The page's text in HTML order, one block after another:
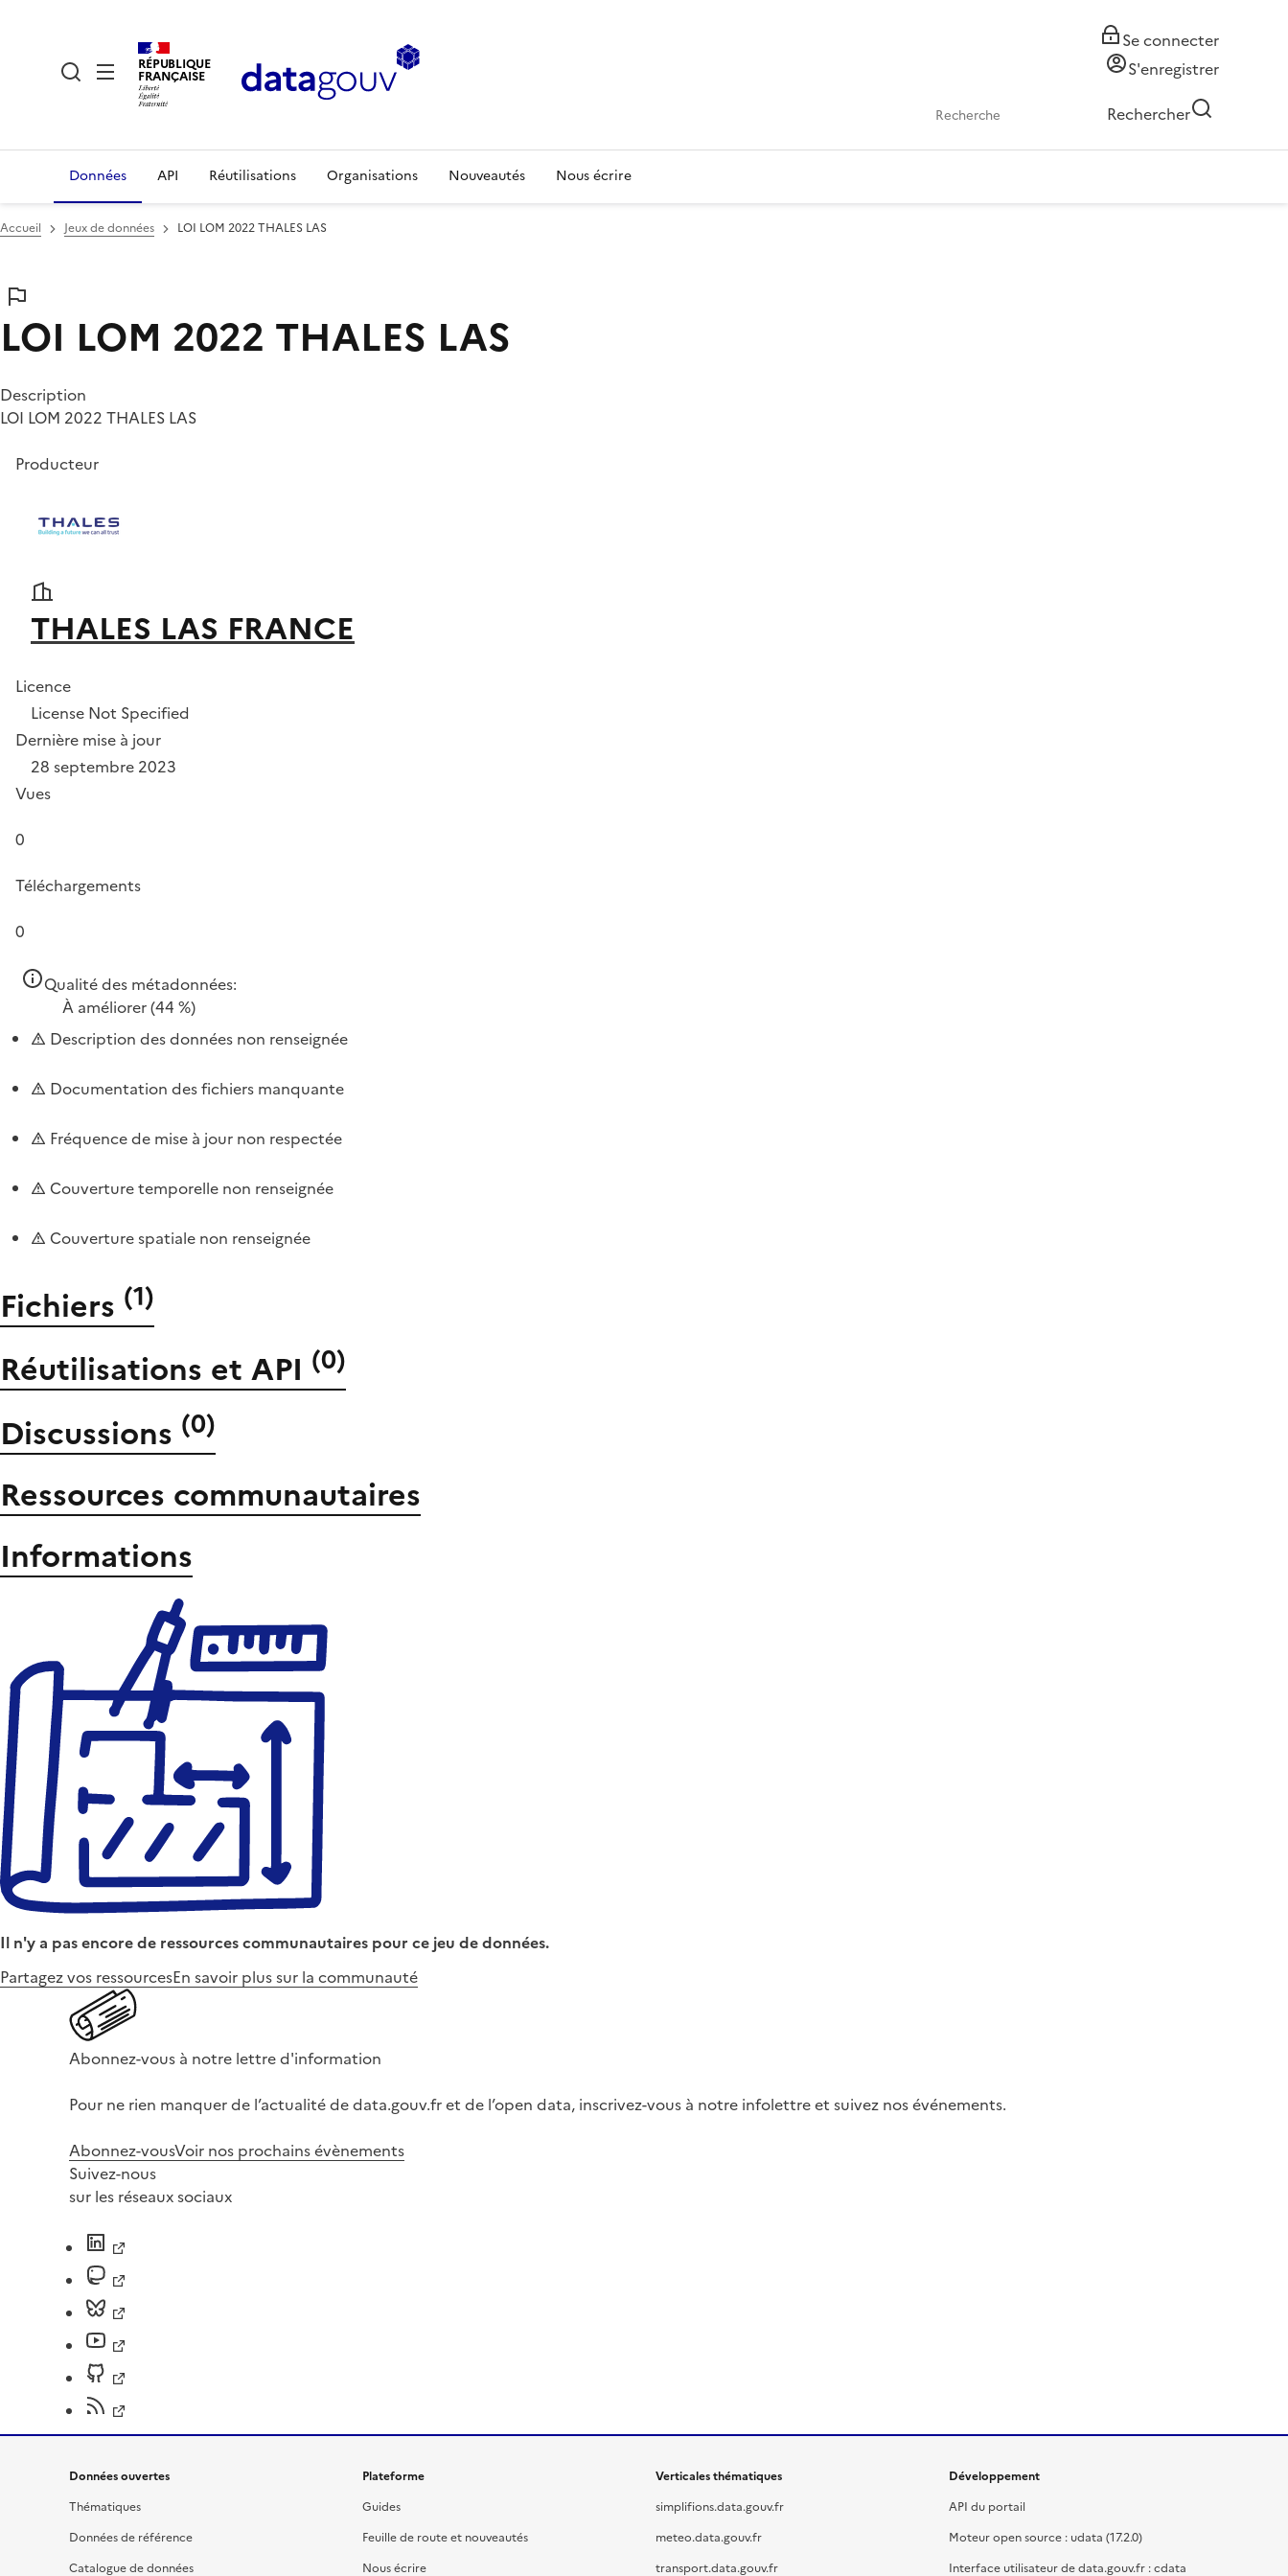
RÉPUBLIQUE
FRANÇAISE
Se connecter
S'enregistrer
Rechercher
Données API Réutilisations Organisations Nouveautés Nous écrire
Accueil Jeux de données LOI LOM 2022 THALES LAS
LOI LOM 2022 THALES LAS
Description
LOI LOM 2022 THALES LAS
Producteur
THALES LAS FRANCE
Licence
License Not Specified
Dernière mise à jour
28 septembre 2023
Vues
0
Téléchargements
0
Qualité des métadonnées:
À améliorer(44 %)
Description des données non renseignée
Documentation des fichiers manquante
Fréquence de mise à jour non respectée
Couverture temporelle non renseignée
Couverture spatiale non renseignée
Fichiers (1)
Réutilisations et API (0)
Discussions (0)
Ressources communautaires
Informations
Il n'y a pas encore de ressources communautaires pour ce jeu de données.
Partagez vos ressourcesEn savoir plus sur la communauté
Abonnez-vous à notre lettre d'information
Pour ne rien manquer de l’actualité de data.gouv.fr et de l’open data, inscrivez-vous à notre infolettre et suivez nos événements.
Abonnez-vousVoir nos prochains évènements
Suivez-nous
sur les réseaux sociaux
Données ouvertes
Thématiques
Données de référence
Catalogue de données
Plateforme
Guides
Feuille de route et nouveautés
Nous écrire
Verticales thématiques
simplifions.data.gouv.fr
meteo.data.gouv.fr
transport.data.gouv.fr
Développement
API du portail
Moteur open source : udata (17.2.0)
Interface utilisateur de data.gouv.fr : cdata